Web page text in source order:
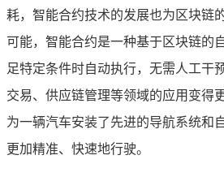
耗，智能合约技术的发展也为区块链
可能，智能合约是一种基于区块链的
足特定条件时自动执行，无需人工干
交易、供应链管理等领域的应用变得
为一辆汽车安装了先进的导航系统和
更加精准、快速地行驶。